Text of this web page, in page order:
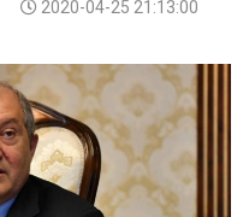
2020-04-25 21:13:00